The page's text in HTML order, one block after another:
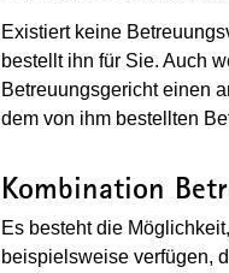
Existiert keine
bestellt ihn für Sie. Auch
Betreuungsgericht einen
dem von ihm bestellten
Kombination
Es besteht die
beispielsweise verfügen,